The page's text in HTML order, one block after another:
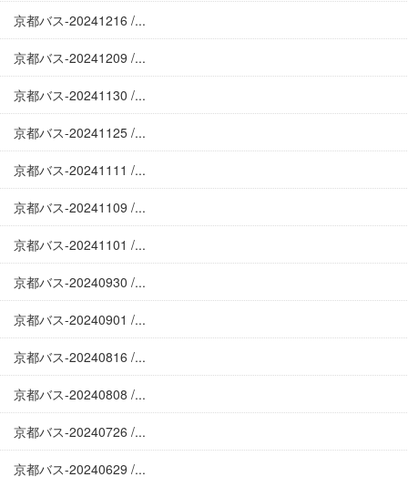
京都バス-20241216 /...
京都バス-20241209 /...
京都バス-20241130 /...
京都バス-20241125 /...
京都バス-20241111 /...
京都バス-20241109 /...
京都バス-20241101 /...
京都バス-20240930 /...
京都バス-20240901 /...
京都バス-20240816 /...
京都バス-20240808 /...
京都バス-20240726 /...
京都バス-20240629 /...